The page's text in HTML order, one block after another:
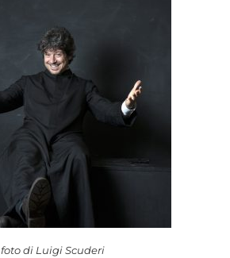
foto di Luigi Scuderi